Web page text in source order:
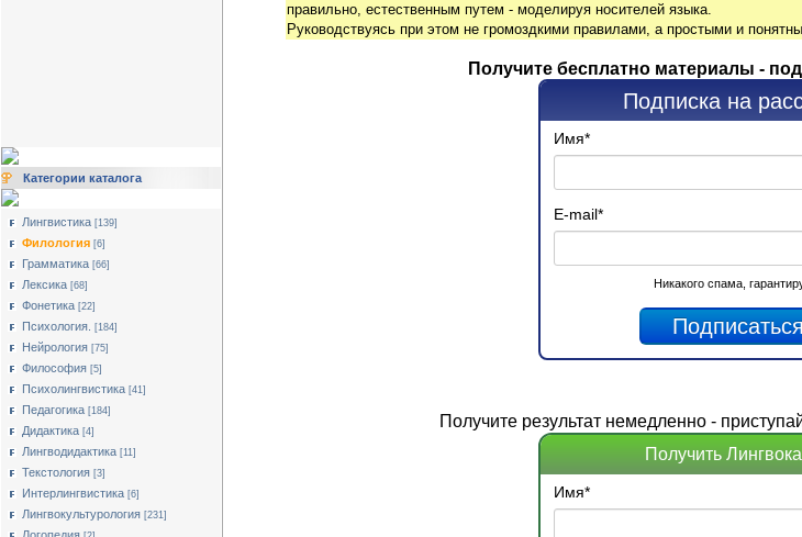
Категории каталога
Лингвистика [139]
Филология [6]
Грамматика [66]
Лексика [68]
Фонетика [22]
Психология. [184]
Нейрология [75]
Философия [5]
Психолингвистика [41]
Педагогика [184]
Дидактика [4]
Лингводидактика [11]
Текстология [3]
Интерлингвистика [6]
Лингвокультурология [231]
правильно, естественным путем - моделируя носителей языка.
Руководствуясь при этом не громоздкими правилами, а простыми и
Получите бесплатно материалы -
Подписка на
Имя*
E-mail*
Никакого спама,
Получите результат немедленно -
Получить
Имя*